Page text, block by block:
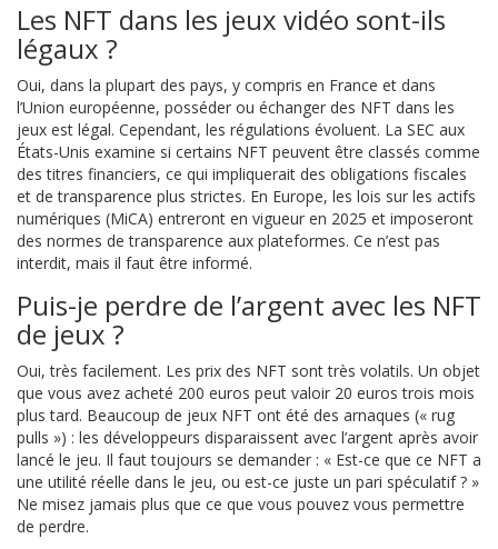
Les NFT dans les jeux vidéo sont-ils
légaux ?
Oui, dans la plupart des pays, y compris en France et dans
l’Union européenne, posséder ou échanger des NFT dans les
jeux est légal. Cependant, les régulations évoluent. La SEC aux
États-Unis examine si certains NFT peuvent être classés comme
des titres financiers, ce qui impliquerait des obligations fiscales
et de transparence plus strictes. En Europe, les lois sur les actifs
numériques (MiCA) entreront en vigueur en 2025 et imposeront
des normes de transparence aux plateformes. Ce n’est pas
interdit, mais il faut être informé.
Puis-je perdre de l’argent avec les NFT
de jeux ?
Oui, très facilement. Les prix des NFT sont très volatils. Un objet
que vous avez acheté 200 euros peut valoir 20 euros trois mois
plus tard. Beaucoup de jeux NFT ont été des arnaques (« rug
pulls ») : les développeurs disparaissent avec l’argent après avoir
lancé le jeu. Il faut toujours se demander : « Est-ce que ce NFT a
une utilité réelle dans le jeu, ou est-ce juste un pari spéculatif ? »
Ne misez jamais plus que ce que vous pouvez vous permettre
de perdre.